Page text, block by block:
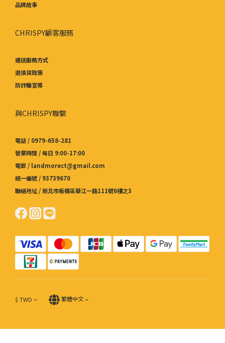
品牌故事
CHRISPY顧客服務
運送服務方式
退換貨政策
防詐騙宣導
與CHRISPY聯繫
電話 / 0979-658-281
營業時間 / 每日 9:00-17:00
電郵 / landmorect@gmail.com
統一編號 / 93739670
聯絡地址 / 新北市板橋區華江一路111號6樓之3
$ TWD 繁體中文